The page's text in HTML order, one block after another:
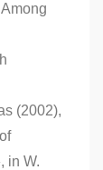
(2002),
in W.